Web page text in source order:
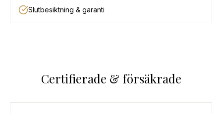
Slutbesiktning & garanti
Certifierade & försäkrade